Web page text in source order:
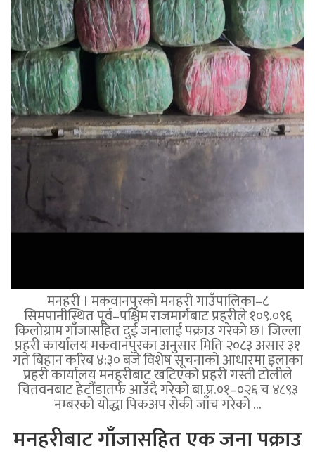
मनहरी । मकवानपुरको मनहरी गाउँपालिका–८
सिमपानीस्थित पूर्व–पश्चिम राजमार्गबाट प्रहरीले १०९.०९६
किलोग्राम गाँजासहित दुई जनालाई पक्राउ गरेको छ। जिल्ला
प्रहरी कार्यालय मकवानपुरका अनुसार मिति २०८३ असार ३१
गते बिहान करिब ४:३० बजे विशेष सूचनाको आधारमा इलाका
प्रहरी कार्यालय मनहरीबाट खटिएको प्रहरी गस्ती टोलीले
चितवनबाट हेटौंडातर्फ आउँदै गरेको बा.प्र.०१–०२६ च ४८९३
नम्बरको योद्धा पिकअप रोकी जाँच गरेको …
मनहरीबाट गाँजासहित एक जना पक्राउ